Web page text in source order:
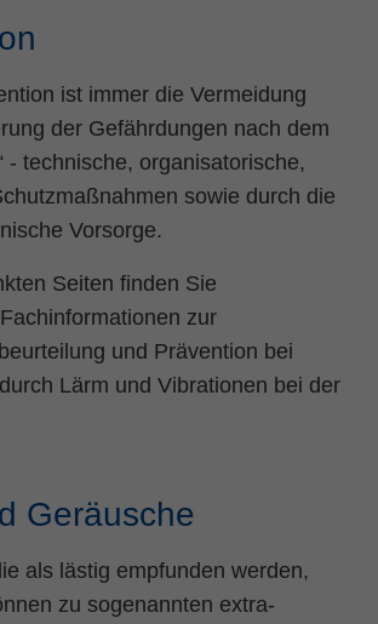
ist immer die Vermeidung
der Gefährdungen nach dem
- technische, organisatorische,
sowie durch die
Vorsorge.
Seiten finden Sie
zur
und Prävention bei
Lärm und Vibrationen bei der
Geräusche
als lästig empfunden werden,
zu sogenannten extra-
mithilfe derer der eingeloggte User
wiedererkannt wird, um ihm Zugang zu
geschützten Bereichen zu gewähren.
PHPSESSID
PHPs Standard Sitzungs Identifikation